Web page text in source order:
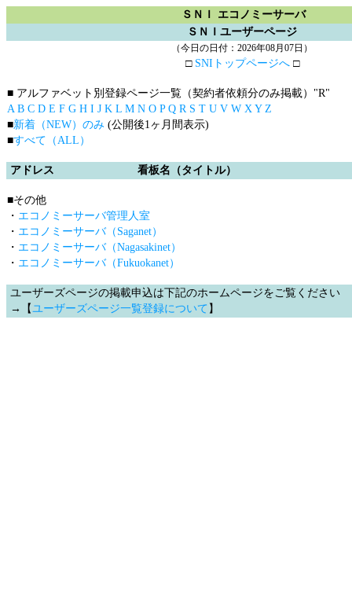
ＳＮＩ エコノミーサーバ
ＳＮＩユーザーページ
（今日の日付：2026年08月07日）
□ SNIトップページへ□
■ アルファベット別登録ページ一覧（契約者依頼分のみ掲載） "R"
A B C D E F G H I J K L M N O P Q R S T U V W X Y Z
■新着（NEW）のみ (公開後1ヶ月間表示)
■すべて（ALL）
アドレス 看板名（タイトル）
■その他
・ エコノミーサーバ管理人室
・ エコノミーサーバ（Saganet）
・ エコノミーサーバ（Nagasakinet）
・ エコノミーサーバ（Fukuokanet）
ユーザーズページの掲載申込は下記のホームページをご覧ください
→【ユーザーズページ一覧登録について 】